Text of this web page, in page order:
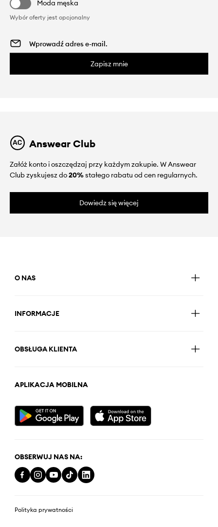
Moda męska
Wybór oferty jest opcjonalny
Zapisz mnie
Answear Club
Załóż konto i oszczędzaj przy każdym zakupie. W Answear
Club zyskujesz do20%stałego rabatu od cen regularnych.
Dowiedz się więcej
O NAS
INFORMACJE
OBSŁUGA KLIENTA
APLIKACJA MOBILNA
OBSERWUJ NAS NA:
Polityka prywatności